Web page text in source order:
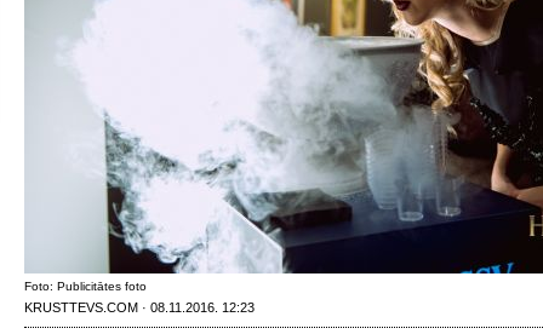
Foto: Publicitātes foto
KRUSTTEVS.COM · 08.11.2016. 12:23